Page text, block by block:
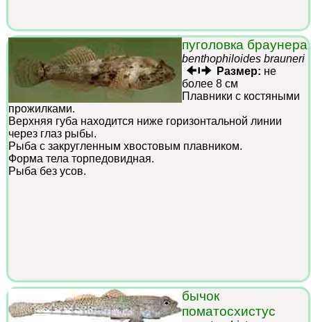
пуголовка браунера
benthophiloides brauneri
Размер: не
более 8 см
Плавники с костяными
прожилками.
Верхняя губа находится ниже горизонтальной линии
через глаз рыбы.
Рыба с закругленным хвостовым плавником.
Форма тела торпедовидная.
Рыба без усов.
бычок
поматосхистус